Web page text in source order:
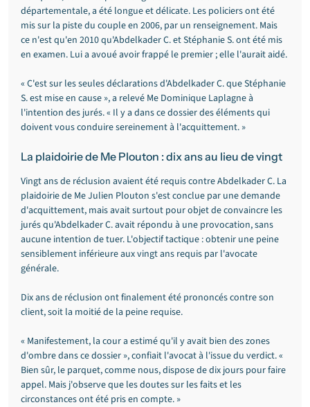
départementale, a été longue et délicate. Les policiers ont été
mis sur la piste du couple en 2006, par un renseignement. Mais
ce n'est qu'en 2010 qu'Abdelkader C. et Stéphanie S. ont été mis
en examen. Lui a avoué avoir frappé le premier ; elle l'aurait aidé.
« C'est sur les seules déclarations d'Abdelkader C. que Stéphanie
S. est mise en cause », a relevé Me Dominique Laplagne à
l'intention des jurés. « Il y a dans ce dossier des éléments qui
doivent vous conduire sereinement à l'acquittement. »
La plaidoirie de Me Plouton : dix ans au lieu de vingt
Vingt ans de réclusion avaient été requis contre Abdelkader C. La
plaidoirie de Me Julien Plouton s'est conclue par une demande
d'acquittement, mais avait surtout pour objet de convaincre les
jurés qu'Abdelkader C. avait répondu à une provocation, sans
aucune intention de tuer. L'objectif tactique : obtenir une peine
sensiblement inférieure aux vingt ans requis par l'avocate
générale.
Dix ans de réclusion ont finalement été prononcés contre son
client, soit la moitié de la peine requise.
« Manifestement, la cour a estimé qu'il y avait bien des zones
d'ombre dans ce dossier », confiait l'avocat à l'issue du verdict. «
Bien sûr, le parquet, comme nous, dispose de dix jours pour faire
appel. Mais j'observe que les doutes sur les faits et les
circonstances ont été pris en compte. »